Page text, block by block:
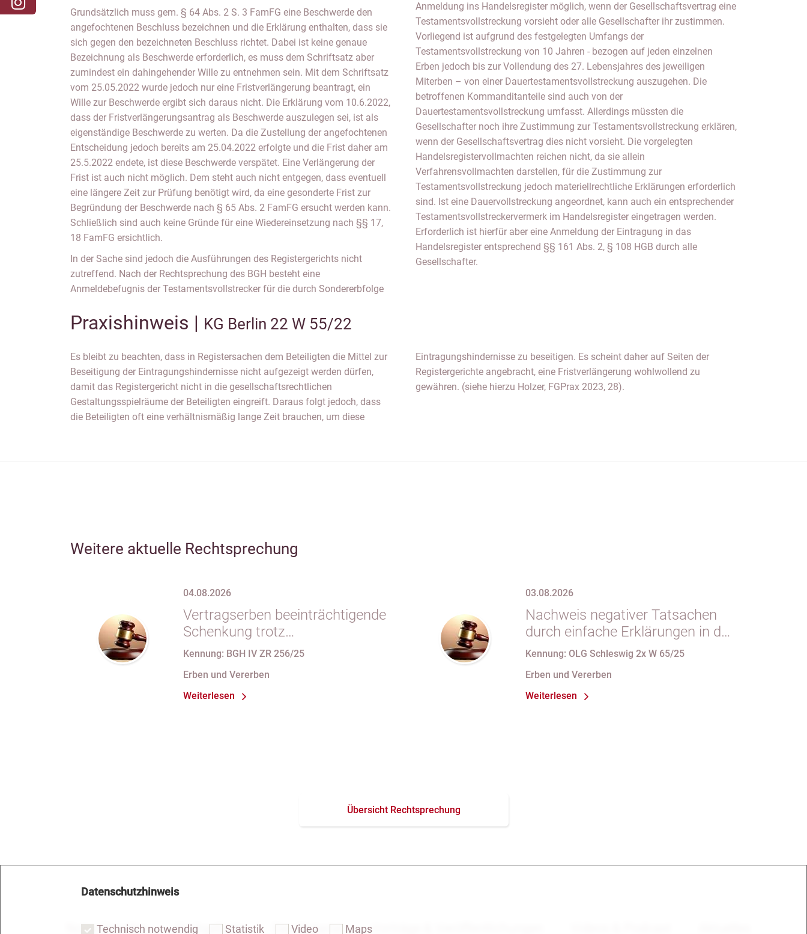
Grundsätzlich muss gem. § 64 Abs. 2 S. 3 FamFG eine Beschwerde den
angefochtenen Beschluss bezeichnen und die Erklärung enthalten, dass sie
sich gegen den bezeichneten Beschluss richtet. Dabei ist keine genaue
Bezeichnung als Beschwerde erforderlich, es muss dem Schriftsatz aber
zumindest ein dahingehender Wille zu entnehmen sein. Mit dem Schriftsatz
vom 25.05.2022 wurde jedoch nur eine Fristverlängerung beantragt, ein
Wille zur Beschwerde ergibt sich daraus nicht. Die Erklärung vom 10.6.2022,
dass der Fristverlängerungsantrag als Beschwerde auszulegen sei, ist als
eigenständige Beschwerde zu werten. Da die Zustellung der angefochtenen
Entscheidung jedoch bereits am 25.04.2022 erfolgte und die Frist daher am
25.5.2022 endete, ist diese Beschwerde verspätet. Eine Verlängerung der
Frist ist auch nicht möglich. Dem steht auch nicht entgegen, dass eventuell
eine längere Zeit zur Prüfung benötigt wird, da eine gesonderte Frist zur
Begründung der Beschwerde nach § 65 Abs. 2 FamFG ersucht werden kann.
Schließlich sind auch keine Gründe für eine Wiedereinsetzung nach §§ 17,
18 FamFG ersichtlich.
In der Sache sind jedoch die Ausführungen des Registergerichts nicht
zutreffend. Nach der Rechtsprechung des BGH besteht eine
Anmeldebefugnis der Testamentsvollstrecker für die durch Sondererbfolge
Anmeldung ins Handelsregister möglich, wenn der Gesellschaftsvertrag eine
Testamentsvollstreckung vorsieht oder alle Gesellschafter ihr zustimmen.
Vorliegend ist aufgrund des festgelegten Umfangs der
Testamentsvollstreckung von 10 Jahren - bezogen auf jeden einzelnen
Erben jedoch bis zur Vollendung des 27. Lebensjahres des jeweiligen
Miterben – von einer Dauertestamentsvollstreckung auszugehen. Die
betroffenen Kommanditanteile sind auch von der
Dauertestamentsvollstreckung umfasst. Allerdings müssten die
Gesellschafter noch ihre Zustimmung zur Testamentsvollstreckung erklären,
wenn der Gesellschaftsvertrag dies nicht vorsieht. Die vorgelegten
Handelsregistervollmachten reichen nicht, da sie allein
Verfahrensvollmachten darstellen, für die Zustimmung zur
Testamentsvollstreckung jedoch materiellrechtliche Erklärungen erforderlich
sind. Ist eine Dauervollstreckung angeordnet, kann auch ein entsprechender
Testamentsvollstreckervermerk im Handelsregister eingetragen werden.
Erforderlich ist hierfür aber eine Anmeldung der Eintragung in das
Handelsregister entsprechend §§ 161 Abs. 2, § 108 HGB durch alle
Gesellschafter.
Praxishinweis | KG Berlin 22 W 55/22
Es bleibt zu beachten, dass in Registersachen dem Beteiligten die Mittel zur
Beseitigung der Eintragungshindernisse nicht aufgezeigt werden dürfen,
damit das Registergericht nicht in die gesellschaftsrechtlichen
Gestaltungsspielräume der Beteiligten eingreift. Daraus folgt jedoch, dass
die Beteiligten oft eine verhältnismäßig lange Zeit brauchen, um diese
Eintragungshindernisse zu beseitigen. Es scheint daher auf Seiten der
Registergerichte angebracht, eine Fristverlängerung wohlwollend zu
gewähren. (siehe hierzu Holzer, FGPrax 2023, 28).
Weitere aktuelle Rechtsprechung
04.08.2026
Vertragserben beeinträchtigende
Schenkung trotz
erbvertraglichem
Kennung: BGH IV ZR 256/25
Erben und Vererben
Weiterlesen
03.08.2026
Nachweis negativer Tatsachen
durch einfache Erklärungen in der
Form des § 29 GBO (hier:
Pflichtteils)
Kennung: OLG Schleswig 2x W 65/25
Erben und Vererben
Weiterlesen
Übersicht Rechtsprechung
Notar Dresden Fachgebiete Das Notariat Vorträge & Veröffentlichungen
Datenschutzhinweis
Technisch notwendig Statistik Video Maps